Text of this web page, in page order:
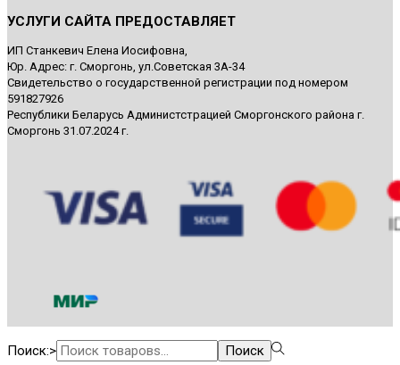
УСЛУГИ САЙТА ПРЕДОСТАВЛЯЕТ
ИП Станкевич Елена Иосифовна,
Юр. Адрес: г. Сморгонь, ул.Советская 3A-34
Свидетельство о государственной регистрации под номером
591827926
Республики Беларусь Администстрацией Сморгонского района г.
Сморгонь 31.07.2024 г.
Поиск:> Поиск